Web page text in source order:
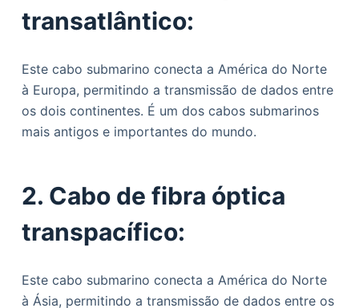
transatlântico:
Este cabo submarino conecta a América do Norte
à Europa, permitindo a transmissão de dados entre
os dois continentes. É um dos cabos submarinos
mais antigos e importantes do mundo.
2. Cabo de fibra óptica
transpacífico:
Este cabo submarino conecta a América do Norte
à Ásia, permitindo a transmissão de dados entre os